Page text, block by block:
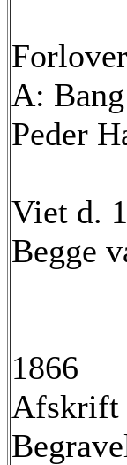
A:
Peder
Viet d.
Begge
1866
Afskrift